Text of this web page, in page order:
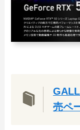
売ペ